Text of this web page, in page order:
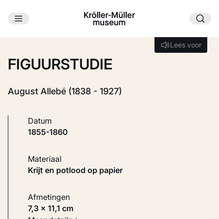
Ga naar hoofdinhoud
Lees voor
Lees voor
FIGUURSTUDIE
August Allebé (1838 - 1927)
Datum
1855-1860
Materiaal
Krijt en potlood op papier
Afmetingen
7,3 × 11,1 cm